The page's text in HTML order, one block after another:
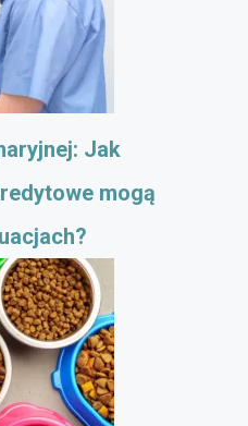
Jak
mogą